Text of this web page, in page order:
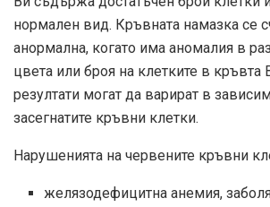
нормален вид. Кръвната намазка се
анормална, когато има аномалия в
цвета или броя на клетките в кръвта
резултати могат да варират в
засегнатите кръвни клетки.
Нарушенията на червените кръвни
желязодефицитна анемия,